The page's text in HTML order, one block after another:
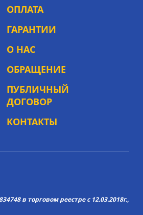
ОПЛАТА
ГАРАНТИИ
О НАС
ОБРАЩЕНИЕ
ПУБЛИЧНЫЙ
ДОГОВОР
КОНТАКТЫ
в торговом реестре с 12.03.2018г.,